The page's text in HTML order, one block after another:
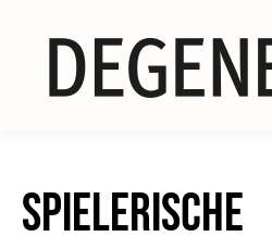
Spielerische